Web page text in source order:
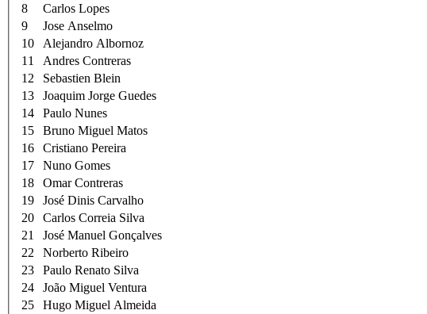
8
Carlos Lopes
9
Jose Anselmo
10
Alejandro Albornoz
11
Andres Contreras
12
Sebastien Blein
13
Joaquim Jorge Guedes
14
Paulo Nunes
15
Bruno Miguel Matos
16
Cristiano Pereira
17
Nuno Gomes
18
Omar Contreras
19
José Dinis Carvalho
20
Carlos Correia Silva
21
José Manuel Gonçalves
22
Norberto Ribeiro
23
Paulo Renato Silva
24
João Miguel Ventura
25
Hugo Miguel Almeida